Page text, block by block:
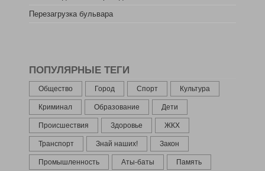
Перезагрузка бульвара
ПОПУЛЯРНЫЕ ТЕГИ
Общество Город Спорт Культура
Криминал Образование Дети
Происшествия Здоровье ЖКХ
Транспорт Знай наших! Закон
Промышленность Аты-баты Память